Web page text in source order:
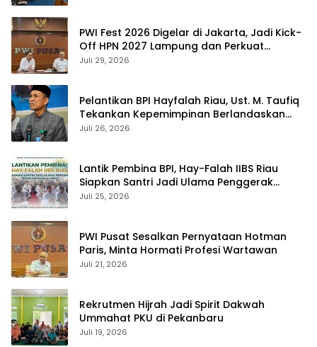
PWI Fest 2026 Digelar di Jakarta, Jadi Kick-
Off HPN 2027 Lampung dan Perkuat
Adaptasi Pers di Era AI
Juli 29, 2026
Pelantikan BPI Hayfalah Riau, Ust. M. Taufiq
Tekankan Kepemimpinan Berlandaskan
Iman dan Takwa
Juli 26, 2026
Lantik Pembina BPI, Hay-Falah IIBS Riau
Siapkan Santri Jadi Ulama Penggerak
Berwawasan Global
Juli 25, 2026
PWI Pusat Sesalkan Pernyataan Hotman
Paris, Minta Hormati Profesi Wartawan
Juli 21, 2026
Rekrutmen Hijrah Jadi Spirit Dakwah
Ummahat PKU di Pekanbaru
Juli 19, 2026